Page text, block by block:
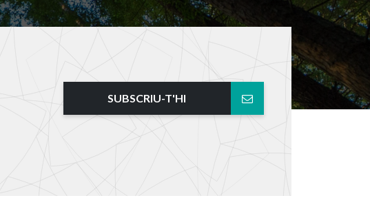
SUBSCRIU-T'HI